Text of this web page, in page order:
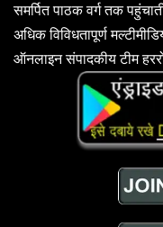
समर्पित पाठक वर्ग तक
अधिक विविधतापूर्ण
ऑनलाइन संपादकीय टीम